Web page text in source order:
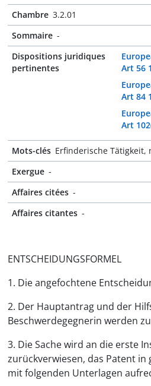
Chambre 3.2.01
Sommaire -
Dispositions juridiques
pertinentes
Art 56
Art 84
Art
Mots-clés Erfinderische Tätigkeit,
Exergue -
Affaires citées -
Affaires citantes -
ENTSCHEIDUNGSFORMEL
1. Die angefochtene
2. Der Hauptantrag und der
Beschwerdegegnerin werden
3. Die Sache wird an die erste
zurückverwiesen, das Patent
mit folgenden Unterlagen